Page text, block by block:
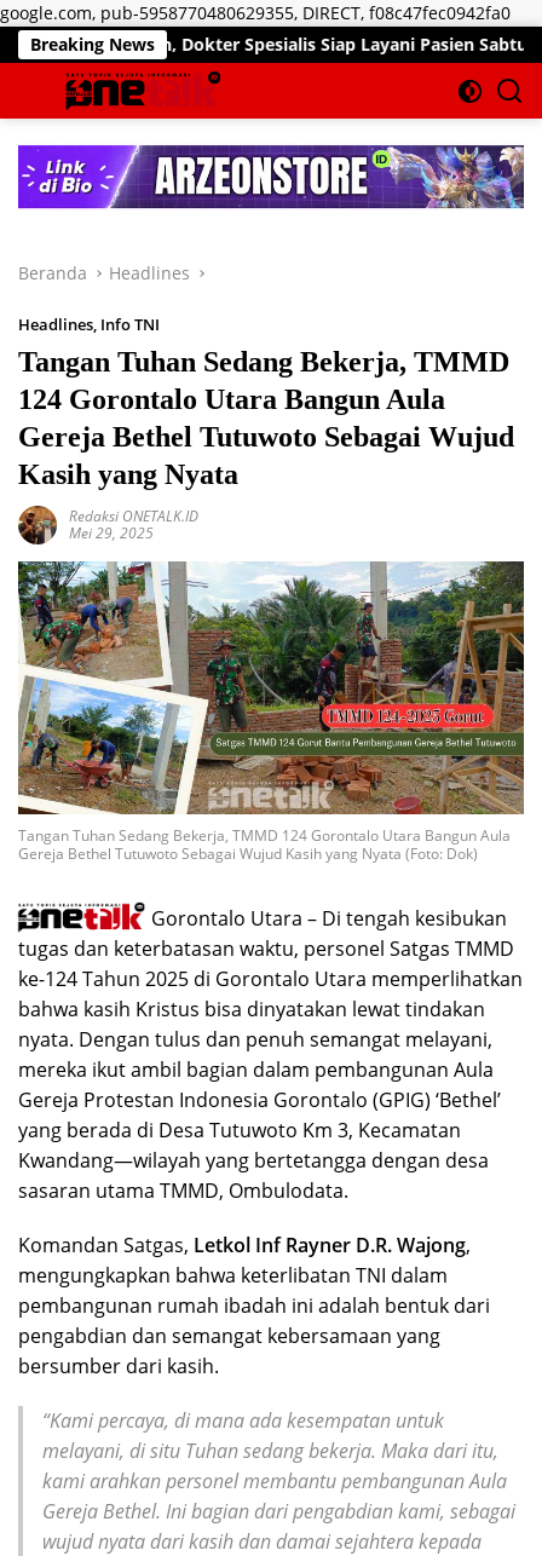
google.com, pub-5958770480629355, DIRECT, f08c47fec0942fa0
ke
Breaking News
Dokter Spesialis Siap Layani Pasien Sabtu, 25 Juli 2026
Beranda Headlines
Headlines, Info TNI
Tangan Tuhan Sedang Bekerja, TMMD
124 Gorontalo Utara Bangun Aula
Gereja Bethel Tutuwoto Sebagai Wujud
Kasih yang Nyata
Redaksi ONETALK.ID
Mei 29, 2025
Tangan Tuhan Sedang Bekerja, TMMD 124 Gorontalo Utara Bangun Aula
Gereja Bethel Tutuwoto Sebagai Wujud Kasih yang Nyata (Foto: Dok)
Gorontalo Utara – Di tengah kesibukan
tugas dan keterbatasan waktu, personel Satgas TMMD
ke-124 Tahun 2025 di Gorontalo Utara memperlihatkan
bahwa kasih Kristus bisa dinyatakan lewat tindakan
nyata. Dengan tulus dan penuh semangat melayani,
mereka ikut ambil bagian dalam pembangunan Aula
Gereja Protestan Indonesia Gorontalo (GPIG) ‘Bethel’
yang berada di Desa Tutuwoto Km 3, Kecamatan
Kwandang—wilayah yang bertetangga dengan desa
sasaran utama TMMD, Ombulodata.
Komandan Satgas, Letkol Inf Rayner D.R. Wajong,
mengungkapkan bahwa keterlibatan TNI dalam
pembangunan rumah ibadah ini adalah bentuk dari
pengabdian dan semangat kebersamaan yang
bersumber dari kasih.
“Kami percaya, di mana ada kesempatan untuk
melayani, di situ Tuhan sedang bekerja. Maka dari itu,
kami arahkan personel membantu pembangunan Aula
Gereja Bethel. Ini bagian dari pengabdian kami, sebagai
wujud nyata dari kasih dan damai sejahtera kepada